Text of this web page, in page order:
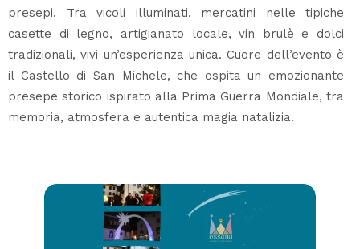
presepi. Tra vicoli illuminati, mercatini nelle tipiche
casette di legno, artigianato locale, vin brulè e dolci
tradizionali, vivi un’esperienza unica. Cuore dell’evento è
il Castello di San Michele, che ospita un emozionante
presepe storico ispirato alla Prima Guerra Mondiale, tra
memoria, atmosfera e autentica magia natalizia.